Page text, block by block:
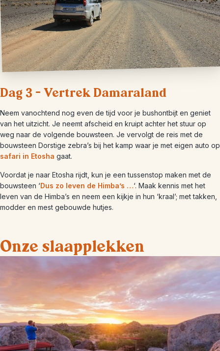
Dag 3 – Vertrek Damaraland
Neem vanochtend nog even de tijd voor je bushontbijt en geniet
van het uitzicht. Je neemt afscheid en kruipt achter het stuur op
weg naar de volgende bouwsteen. Je vervolgt de reis met de
bouwsteen Dorstige zebra’s bij het kamp waar je met eigen auto op
safari in Etosha gaat.
Voordat je naar Etosha rijdt, kun je een tussenstop maken met de
bouwsteen ‘Dus zo leven de Himba’s …‘. Maak kennis met het
leven van de Himba’s en neem een kijkje in hun ‘kraal’; met takken,
modder en mest gebouwde hutjes.
Onze slaapplekken